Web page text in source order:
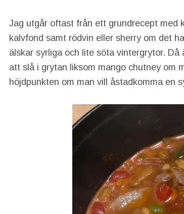
Jag utgår oftast från ett grundrecept med
kalvfond samt rödvin eller sherry om det
älskar syrliga och lite söta vintergrytor.
att slå i grytan liksom mango chutney om
höjdpunkten om man vill åstadkomma en